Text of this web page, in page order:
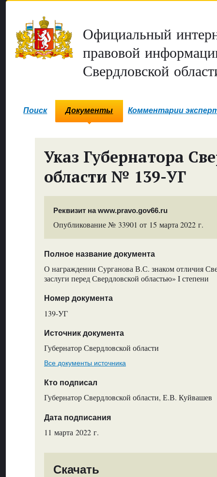
Официальный
правовой
Свердловской
Поиск Документы Комментарии
Указ Губернатора
области № 139-УГ
Реквизит на www.pravo.gov66.ru
Опубликование № 33901 от 15 марта 2022 г.
Полное название документа
О награждении Сурганова В.С. знаком отличия
заслуги перед Свердловской областью» I степени
Номер документа
139-УГ
Источник документа
Губернатор Свердловской области
Все документы источника
Кто подписал
Губернатор Свердловской области, Е.В. Куйвашев
Дата подписания
11 марта 2022 г.
Скачать